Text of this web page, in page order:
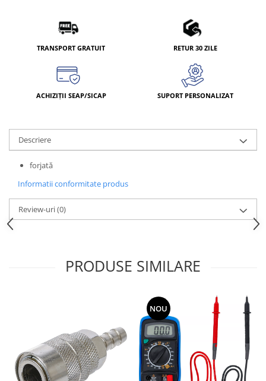
TRANSPORT GRATUIT RETUR 30 ZILE
ACHIZIȚII SEAP/SICAP SUPORT PERSONALIZAT
Descriere
forjată
Informatii conformitate produs
Review-uri(0)
PRODUSE SIMILARE
NOU